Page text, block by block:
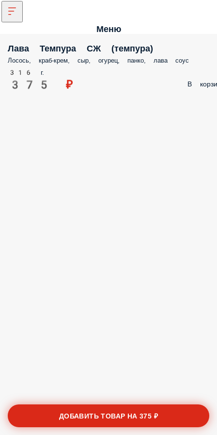
Меню
Лава Темпура СЖ (темпура)
Лосось, краб-крем, сыр, огурец, панко, лава соус
316 г.
375 ₽ В
ДОБАВИТЬ ТОВАР НА375 ₽